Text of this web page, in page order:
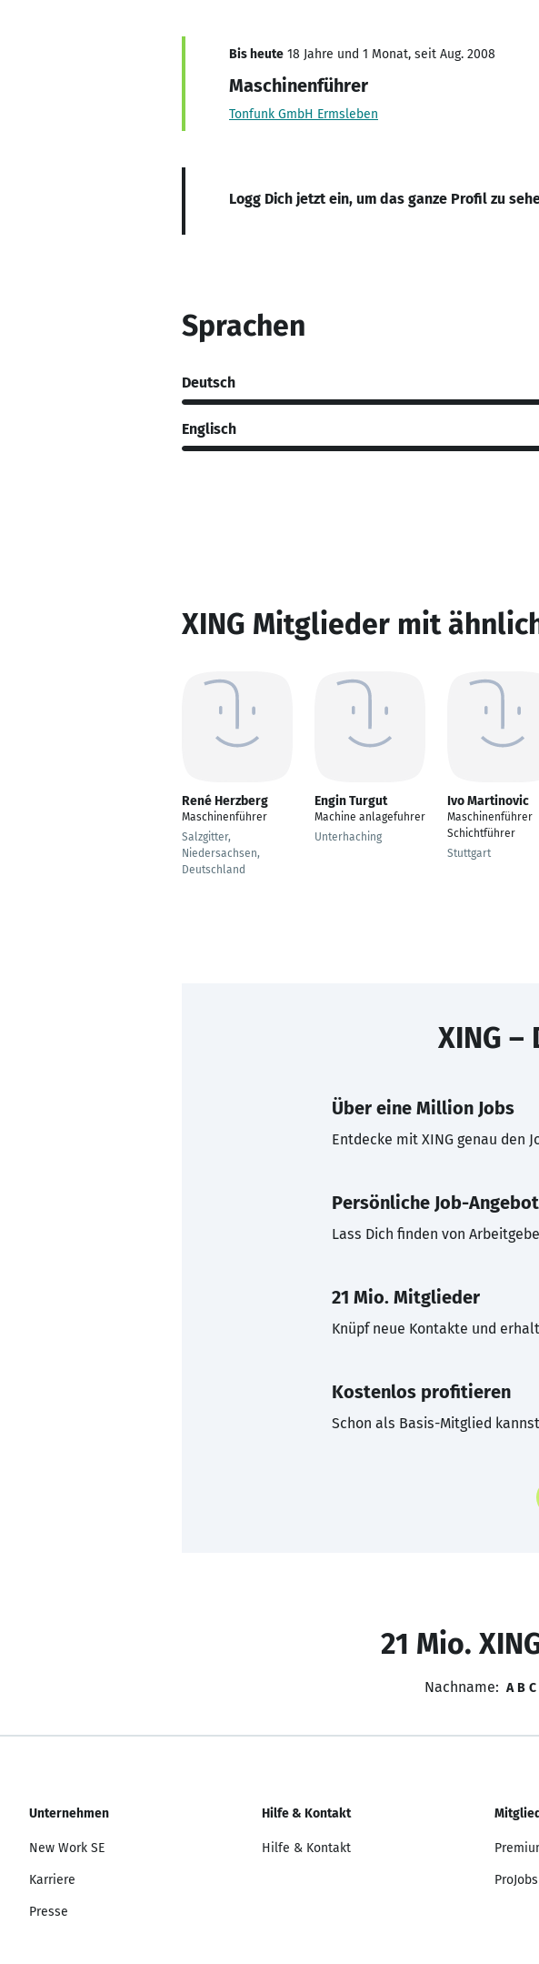
Bis heute 18 Jahre und 1 Monat, seit Aug. 2008
Maschinenführer
Tonfunk GmbH Ermsleben
Logg Dich jetzt ein, um das ganze Profil zu
Sprachen
Deutsch
Englisch
XING Mitglieder mit
René Herzberg
Maschinenführer
Salzgitter,
Niedersachsen,
Deutschland
Engin Turgut
Machine anlagefuhrer
Unterhaching
Ivo Martinovic
Maschinenführer
Schichtführer
Stuttgart
XING
Über eine Million Jobs
Entdecke mit XING genau den
Persönliche Job-
Lass Dich finden von
21 Mio. Mitglieder
Knüpf neue Kontakte und
Kostenlos profitieren
Schon als Basis-Mitglied
21 Mio.
Nachname: A B C
Unternehmen
New Work SE
Karriere
Presse
Hilfe & Kontakt
Hilfe & Kontakt
ProJobs